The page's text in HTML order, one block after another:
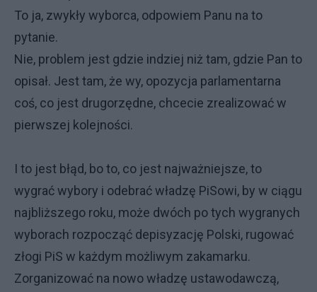
To ja, zwykły wyborca, odpowiem Panu na to
pytanie.
Nie, problem jest gdzie indziej niż tam, gdzie Pan to
opisał. Jest tam, że wy, opozycja parlamentarna
coś, co jest drugorzędne, chcecie zrealizować w
pierwszej kolejności.
I to jest błąd, bo to, co jest najważniejsze, to
wygrać wybory i odebrać władzę PiSowi, by w ciągu
najbliższego roku, może dwóch po tych wygranych
wyborach rozpocząć depisyzację Polski, rugować
złogi PiS w każdym możliwym zakamarku.
Zorganizować na nowo władzę ustawodawczą,